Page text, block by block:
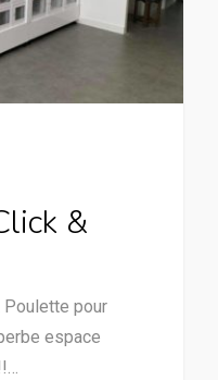
&
Poulette pour
espace